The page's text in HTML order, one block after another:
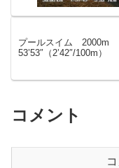
プールスイム 2000m
53’53″（2’42″/100m）
コメント